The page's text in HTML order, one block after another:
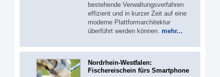
bestehende Verwaltungsverfahren
effizient und in kurzer Zeit auf eine
moderne Plattformarchitektur
überführt werden können. mehr...
Nordrhein-Westfalen:
Fischereischein fürs Smartphone